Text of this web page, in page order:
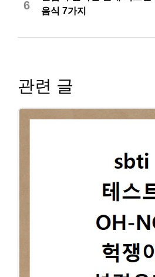
6
음식 7가지
관련 글